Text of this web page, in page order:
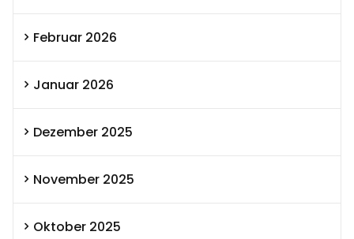
Februar 2026
Januar 2026
Dezember 2025
November 2025
Oktober 2025